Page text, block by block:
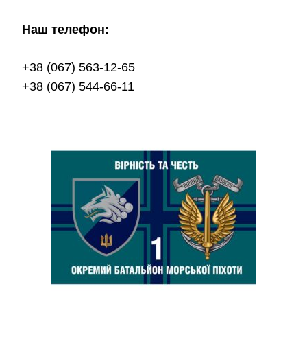
Наш телефон:
+38 (067) 563-12-65
+38 (067) 544-66-11